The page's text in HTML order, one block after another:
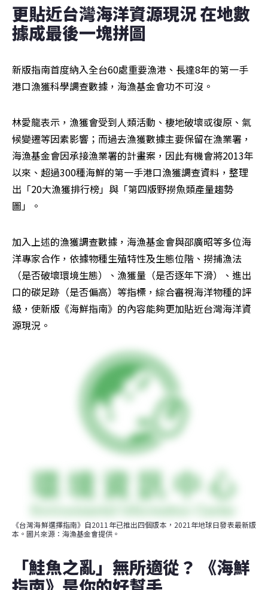
更貼近台灣海洋資源現況 在地數
據成最後一塊拼圖
新版指南首度納入全台60處重要漁港、長達8年的第一手
港口漁獲科學調查數據，海漁基金會功不可沒。
林愛龍表示，漁獲會受到人類活動、棲地破壞或復原、氣
候變遷等因素影響；而過去漁獲數據主要保留在漁業署，
海漁基金會因承接漁業署的計畫案，因此有機會將2013年
以來、超過300種海鮮的第一手港口漁獲調查資料，整理
出「20大漁獲排行榜」與「第四版野撈魚類產量趨勢
圖」。
加入上述的漁獲調查數據，海漁基金會與邵廣昭等多位海
洋專家合作，依據物種生殖特性及生態位階、撈捕漁法
（是否破壞環境生態）、漁獲量（是否逐年下滑）、進出
口的碳足跡（是否偏高）等指標，綜合審視海洋物種的評
級，使新版《海鮮指南》的內容能夠更加貼近台灣海洋資
源現況。
《台灣海鮮選擇指南》自2011年已推出四個版本，2021年地球日發表最新版
本。圖片來源：海漁基金會提供。
「鮭魚之亂」無所適從？ 《海鮮